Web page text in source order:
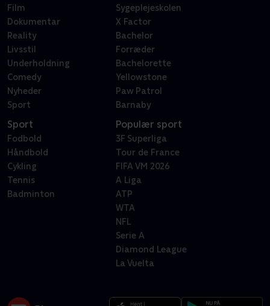
Film
Dokumentar
Reality
Livsstil
Underholdning
Comedy
Nyheder
Sport
Sygeplejeskolen
X Factor
Bachelor
Forræder
Bachelorette
Yellowstone
Paw Patrol
Barnaby
Sport
Fodbold
Håndbold
Cykling
Tennis
Badminton
Populær sport
3F Superliga
Tour de France
FIFA VM 2026
A Liga
ATP
WTA
NFL
Serie A
Diamond League
La Vuelta